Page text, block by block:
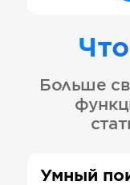
Больше
Умный